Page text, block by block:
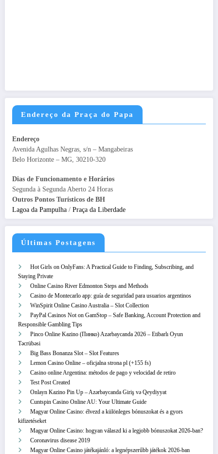
Endereço da Praça do Papa
Endereço
Avenida Agulhas Negras, s/n – Mangabeiras
Belo Horizonte – MG, 30210-320
Dias de Funcionamento e Horários
Segunda à Segunda Aberto 24 Horas
Outros Pontos Turísticos de BH
Lagoa da Pampulha / Praça da Liberdade
Últimas Postagens
Hot Girls on OnlyFans: A Practical Guide to Finding, Subscribing, and
Staying Private
Online Casino River Edmonton Steps and Methods
Casino de Montecarlo app: guía de seguridad para usuarios argentinos
WinSpirit Online Casino Australia – Slot Collection
PayPal Casinos Not on GamStop – Safe Banking, Account Protection and
Responsible Gambling Tips
Pinco Online Kazino (Пинко) Azərbaycanda 2026 – Etibarlı Oyun
Təcrübəsi
Big Bass Bonanza Slot – Slot Features
Lemon Casino Online – oficjalna strona pl (+155 fs)
Casino online Argentina: métodos de pago y velocidad de retiro
Test Post Created
Onlayn Kazino Pin Up – Azərbaycanda Giriş və Qeydiyyat
Cuntspin Casino Online AU: Your Ultimate Guide
Magyar Online Casino: élvezd a különleges bónuszokat és a gyors
kifizetéseket
Magyar Online Casino: hogyan válaszd ki a legjobb bónuszokat 2026-ban?
Coronavirus disease 2019
Magyar Online Casino játékajánló: a legnépszerűbb játékok 2026-ban